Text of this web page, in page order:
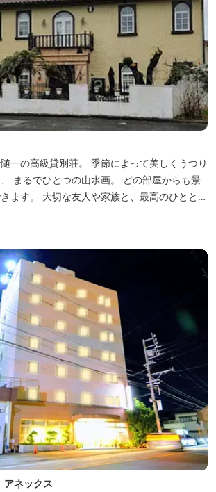
一の高級貸別荘。 季節によって美しくうつり
まるでひとつの山水画。 どの部屋からも景
ます。 大切な友人や家族と、最高のひととき
す。
ネックス